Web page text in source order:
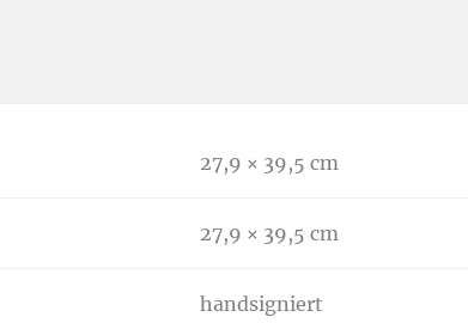
27,9 × 39,5 cm
27,9 × 39,5 cm
handsigniert